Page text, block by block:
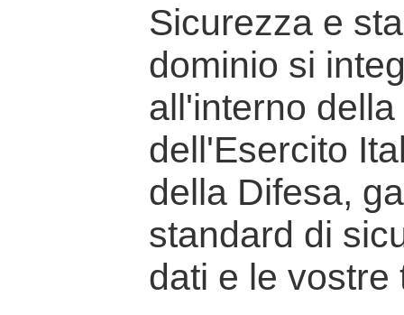
Sicurezza e
dominio si
all'interno
dell'Esercito
della Difesa,
standard di
dati e le vostre